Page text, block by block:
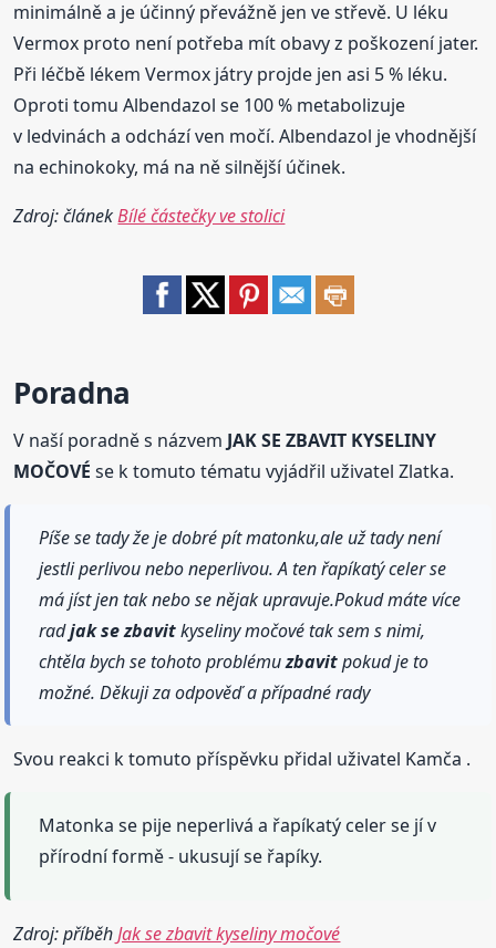
minimálně a je účinný převážně jen ve střevě. U léku
Vermox proto není potřeba mít obavy z poškození jater.
Při léčbě lékem Vermox játry projde jen asi 5 % léku.
Oproti tomu Albendazol se 100 % metabolizuje
v ledvinách a odchází ven močí. Albendazol je vhodnější
na echinokoky, má na ně silnější účinek.
Zdroj: článekBílé částečky ve stolici
Poradna
V naší poradně s názvem JAK SE ZBAVIT KYSELINY
MOČOVÉ se k tomuto tématu vyjádřil uživatel Zlatka.
Píše se tady že je dobré pít matonku,ale už tady není
jestli perlivou nebo neperlivou. A ten řapíkatý celer se
má jíst jen tak nebo se nějak upravuje.Pokud máte více
radjak se zbavitkyseliny močové tak sem s nimi,
chtěla bych se tohoto problémuzbavitpokud je to
možné. Děkuji za odpověď a případné rady
Svou reakci k tomuto příspěvku přidal uživatel Kamča .
Matonka se pije neperlivá a řapíkatý celer se jí v
přírodní formě - ukusují se řapíky.
Zdroj: příběhJak se zbavit kyseliny močové